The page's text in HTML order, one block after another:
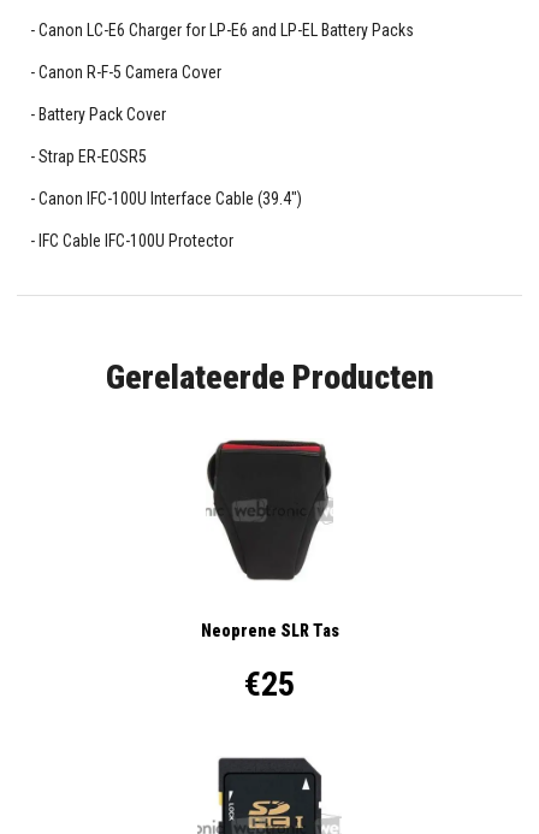
Canon LC-E6 Charger for LP-E6 and LP-EL Battery Packs
Canon R-F-5 Camera Cover
Battery Pack Cover
Strap ER-EOSR5
Canon IFC-100U Interface Cable (39.4")
IFC Cable IFC-100U Protector
Gerelateerde Producten
Neoprene SLR Tas
€25